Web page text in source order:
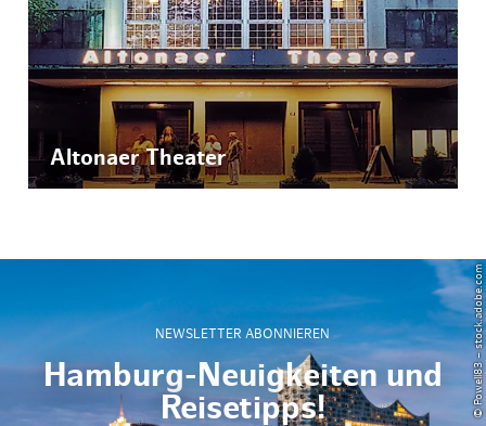
Altonaer Theater
NEWSLETTER ABONNIEREN
Hamburg-Neuigkeiten und
Reisetipps!
© Powell83 – stock.adobe.com